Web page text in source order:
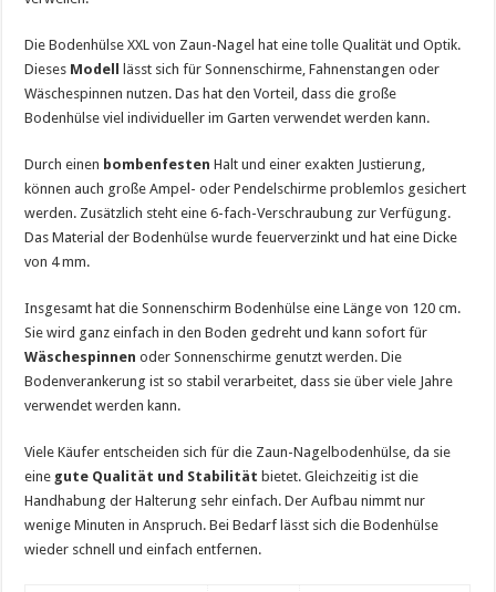
Die Bodenhülse XXL von Zaun-Nagel hat eine tolle Qualität und Optik.
Dieses Modell lässt sich für Sonnenschirme, Fahnenstangen oder
Wäschespinnen nutzen. Das hat den Vorteil, dass die große
Bodenhülse viel individueller im Garten verwendet werden kann.
Durch einen bombenfesten Halt und einer exakten Justierung,
können auch große Ampel- oder Pendelschirme problemlos gesichert
werden. Zusätzlich steht eine 6-fach-Verschraubung zur Verfügung.
Das Material der Bodenhülse wurde feuerverzinkt und hat eine Dicke
von 4 mm.
Insgesamt hat die Sonnenschirm Bodenhülse eine Länge von 120 cm.
Sie wird ganz einfach in den Boden gedreht und kann sofort für
Wäschespinnen oder Sonnenschirme genutzt werden. Die
Bodenverankerung ist so stabil verarbeitet, dass sie über viele Jahre
verwendet werden kann.
Viele Käufer entscheiden sich für die Zaun-Nagelbodenhülse, da sie
eine gute Qualität und Stabilität bietet. Gleichzeitig ist die
Handhabung der Halterung sehr einfach. Der Aufbau nimmt nur
wenige Minuten in Anspruch. Bei Bedarf lässt sich die Bodenhülse
wieder schnell und einfach entfernen.